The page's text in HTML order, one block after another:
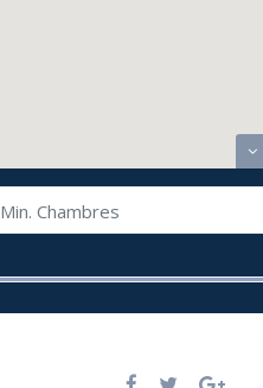
Min. Chambres